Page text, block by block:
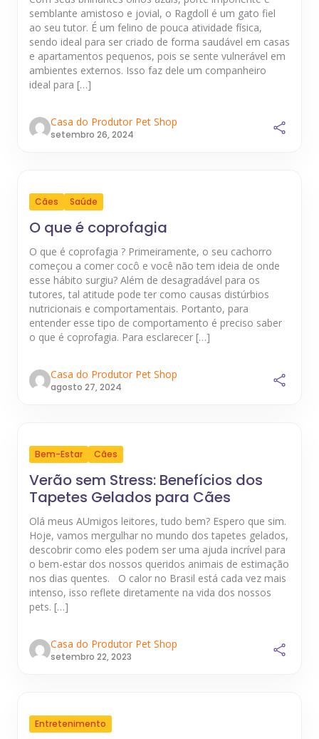
semblante amistoso e jovial, o Ragdoll é um gato fiel
ao seu tutor. É um felino de pouca atividade física,
sendo ideal para ser criado de forma saudável em casas
e apartamentos pequenos, pois se sente vulnerável em
ambientes externos. Isso faz dele um companheiro
ideal para […]
Casa do Produtor Pet Shop
setembro 26, 2024
Cães Saúde
O que é coprofagia
O que é coprofagia ? Primeiramente, o seu cachorro
começou a comer cocô e você não tem ideia de onde
esse hábito surgiu? Além de desagradável para os
tutores, tal atitude pode ter como causas distúrbios
nutricionais e comportamentais. Portanto, para
entender esse tipo de comportamento é preciso saber
o que é coprofagia. Para esclarecer […]
Casa do Produtor Pet Shop
agosto 27, 2024
Bem-Estar Cães
Verão sem Stress: Benefícios dos
Tapetes Gelados para Cães
Olá meus AUmigos leitores, tudo bem? Espero que sim.
Hoje, vamos mergulhar no mundo dos tapetes gelados,
descobrir como eles podem ser uma ajuda incrível para
o bem-estar dos nossos queridos animais de estimação
nos dias quentes. O calor no Brasil está cada vez mais
intenso, isso reflete diretamente na vida dos nossos
pets. […]
Casa do Produtor Pet Shop
setembro 22, 2023
Entretenimento